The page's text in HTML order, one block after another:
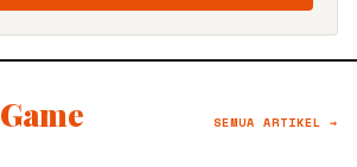
Game SEMUA ARTIKEL →